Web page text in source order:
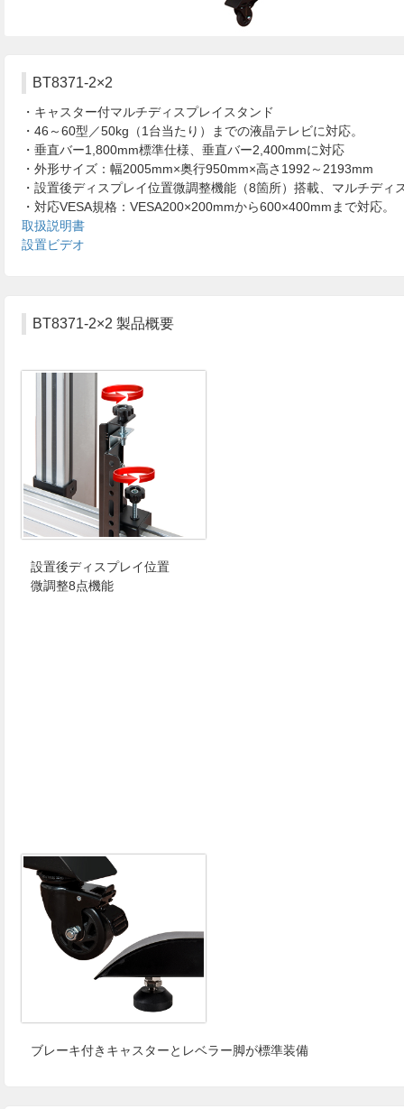
BT8371-2×2
・キャスター付マルチディスプレイスタンド
・46～60型／50kg（1台当たり）までの液晶テレビに対応。
・垂直バー1,800mm標準仕様、垂直バー2,400mmに対応
・外形サイズ：幅2005mm×奥行950mm×高さ1992～2193mm
・設置後ディスプレイ位置微調整機能（8箇所）搭載、マルチディ
・対応VESA規格：VESA200×200mmから600×400mmまで対応。
取扱説明書
設置ビデオ
BT8371-2×2 製品概要
設置後ディスプレイ位置
微調整8点機能
ブレーキ付きキャスターとレベラー脚が標準装備